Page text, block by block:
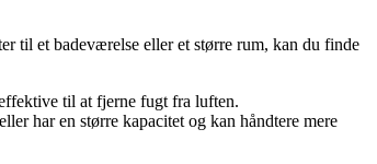
til et badeværelse eller et større rum, kan du finde
til at fjerne fugt fra luften.
har en større kapacitet og kan håndtere mere